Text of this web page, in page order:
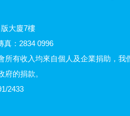
大廈7樓
真：2834 0996
所有收入均來自個人及企業捐助，我
府的捐款。
2433